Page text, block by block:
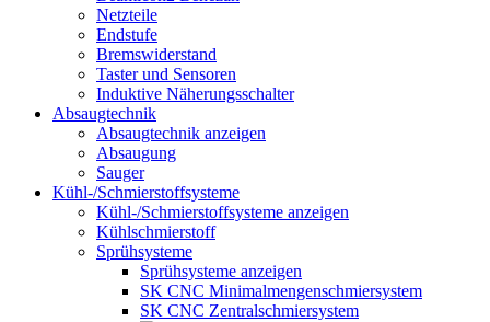
Netzteile
Endstufe
Bremswiderstand
Taster und Sensoren
Induktive Näherungsschalter
Absaugtechnik
Absaugtechnik anzeigen
Absaugung
Sauger
Kühl-/Schmierstoffsysteme
Kühl-/Schmierstoffsysteme anzeigen
Kühlschmierstoff
Sprühsysteme
Sprühsysteme anzeigen
SK CNC Minimalmengenschmiersystem
SK CNC Zentralschmiersystem